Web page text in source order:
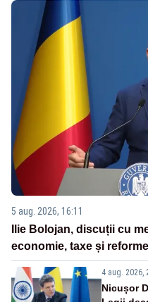
5 aug. 2026, 16:11
Ilie Bolojan, discuții cu
economie, taxe și
4 aug. 2026,
Nicușor